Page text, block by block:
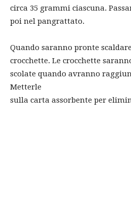
circa 35 grammi ciascuna.
poi nel pangrattato.
Quando saranno pronte
crocchette. Le crocchette
scolate quando avranno
Metterle
sulla carta assorbente per